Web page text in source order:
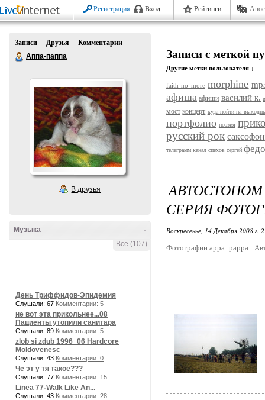
Регистрация Вход Рейтинги
Записи Друзья
Комментарии
Аппа-паппа
В друзья
-
Музыка
Все (107)
День Триффидов-Эпидемия
Слушали: 67 Комментарии: 5
не вот эта прикольнее...08
Пациенты утопили санитара
Слушали: 89 Комментарии: 5
zlob si zdub 1996_06 Hardcore
Moldovenesc
Слушали: 43 Комментарии: 0
Че эт у тя такое???
Слушали: 77 Комментарии: 15
Linea 77-Walk Like An...
Слушали: 43 Комментарии: 28
Записи с меткой
Другие метки пользователя ↓
faith no more morphine
афиша афиши василий к.
мост концерт куда пойти на
портфолио поэзия
русский рок саксофон
телеграмм канал спехов сергей
СЕРИЯ
Воскресенье, 14 Декабря 2008 г.
Фотографии appa_pappa :